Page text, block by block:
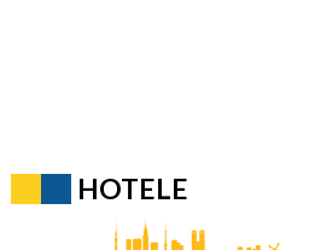
HOTELE